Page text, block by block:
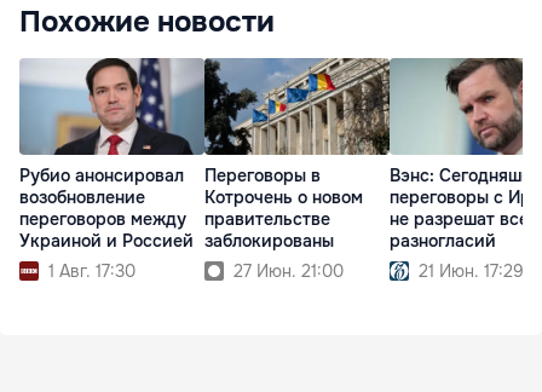
Похожие новости
Рубио анонсировал
возобновление
переговоров между
Украиной и Россией
1 Авг. 17:30
Переговоры в
Котрочень о новом
правительстве
заблокированы
27 Июн. 21:00
Вэнс:
переговоры с
не разрешат всех
разногласий
21 Июн. 17:29